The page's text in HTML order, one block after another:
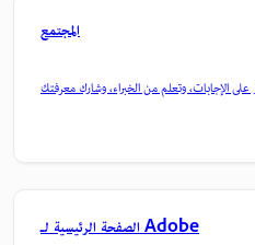
المجتمع
الصفحة الرئيسية لـ Adobe